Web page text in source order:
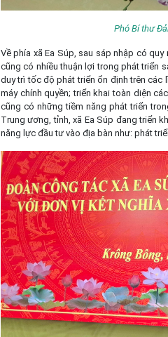
Phó Bí thư
Về phía xã Ea Súp, sau sáp nhập có
cũng có nhiều thuận lợi trong phát triển
duy trì tốc độ phát triển ổn định trên các
máy chính quyền; triển khai toàn diện
cũng có những tiềm năng phát triển
Trung ương, tỉnh, xã Ea Súp đang triển
năng lực đầu tư vào địa bàn như: phát